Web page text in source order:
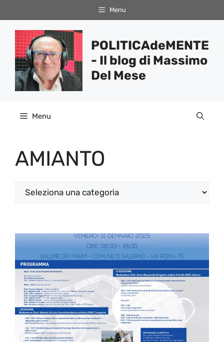
al
contenuto
Menu
POLITICAdeMENTE
- Il blog di Massimo
Del Mese
Menu
AMIANTO
Categorie